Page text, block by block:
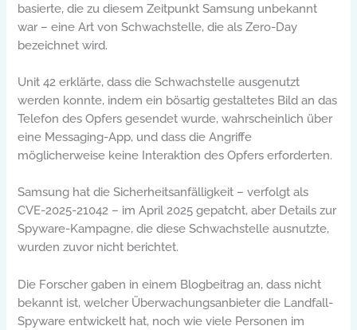
basierte, die zu diesem Zeitpunkt Samsung unbekannt
war – eine Art von Schwachstelle, die als Zero-Day
bezeichnet wird.
Unit 42 erklärte, dass die Schwachstelle ausgenutzt
werden konnte, indem ein bösartig gestaltetes Bild an das
Telefon des Opfers gesendet wurde, wahrscheinlich über
eine Messaging-App, und dass die Angriffe
möglicherweise keine Interaktion des Opfers erforderten.
Samsung hat die Sicherheitsanfälligkeit – verfolgt als
CVE-2025-21042 – im April 2025 gepatcht, aber Details zur
Spyware-Kampagne, die diese Schwachstelle ausnutzte,
wurden zuvor nicht berichtet.
Die Forscher gaben in einem Blogbeitrag an, dass nicht
bekannt ist, welcher Überwachungsanbieter die Landfall-
Spyware entwickelt hat, noch wie viele Personen im